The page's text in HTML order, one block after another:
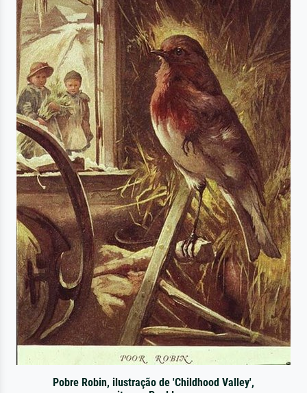
Pobre Robin, ilustração de 'Childhood Valley',